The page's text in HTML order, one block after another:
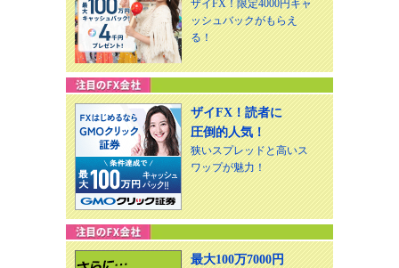
ザイFX！限定4000円キャ
ッシュバックがもらえ
る！
ザイFX！読者に
圧倒的人気！
狭いスプレッドと高いス
ワップが魅力！
最大100万7000円